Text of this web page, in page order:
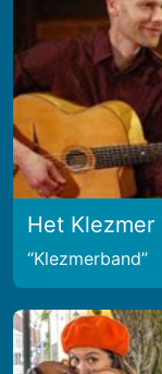
Het Klezmer
Klezmerband